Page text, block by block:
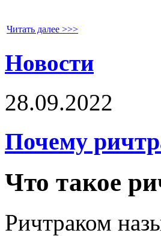
Читать далее >>>
Новости
28.09.2022
Почему
Что такое
Ричтраком